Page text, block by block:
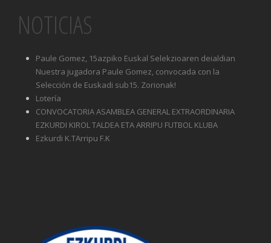
NOTICIAS
Paule Gomez, 15azpiko Euskal Selekzioaren deialdian
Nuestra jugadora Paule Gomez, convocada con la
Selección de Euskadi sub15. Zorionak!
Lotería
CONVOCATORIA ASAMBLEA GENERAL EXTRAORDINARIA
EZKURDI KIROL TALDEA ETA ARRIPU FUTBOL KLUBA
Ezkurdi K.TArripu F.K